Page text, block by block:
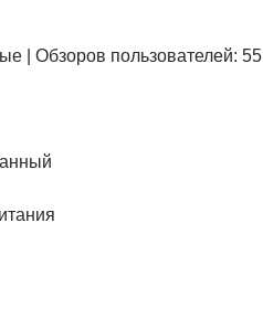
| Обзоров пользователей: 55